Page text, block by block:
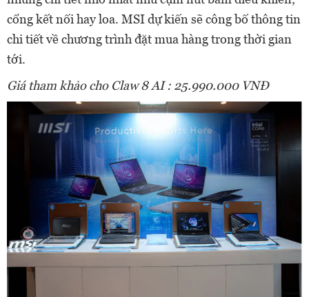
cổng kết nối hay loa. MSI dự kiến sẽ công bố thông tin
chi tiết về chương trình đặt mua hàng trong thời gian
tới.
Giá tham khảo cho Claw 8 AI: 25.990.000 VNĐ